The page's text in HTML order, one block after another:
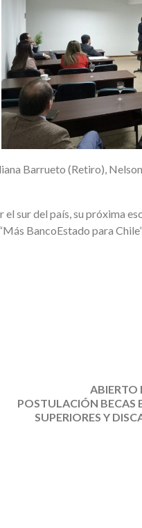
Barrueto (Retiro),
sur del país, su próxima
BancoEstado para
ABIERTO
POSTULACIÓN BECAS
SUPERIORES Y